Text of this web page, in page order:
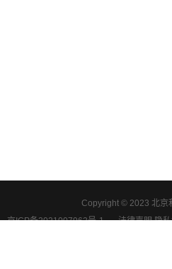
Copyright © 2023 北京
京ICP备2021007962号-1
法律声明 隐